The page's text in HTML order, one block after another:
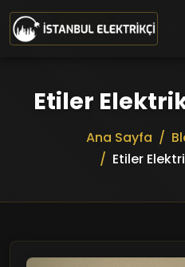
Ana içeriğe geç
Etiler
Ana Sayfa
Etiler